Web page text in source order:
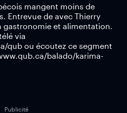
mangent moins de
Entrevue de avec Thierry
gastronomie et alimentation.
via
qub ou écoutez ce segment
balado/karima-
Publicité